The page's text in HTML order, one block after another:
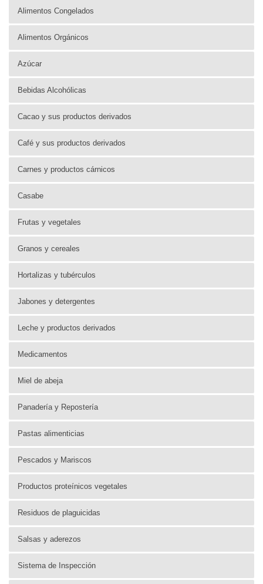
Alimentos Congelados
Alimentos Orgánicos
Azúcar
Bebidas Alcohólicas
Cacao y sus productos derivados
Café y sus productos derivados
Carnes y productos cárnicos
Casabe
Frutas y vegetales
Granos y cereales
Hortalizas y tubérculos
Jabones y detergentes
Leche y productos derivados
Medicamentos
Miel de abeja
Panadería y Repostería
Pastas alimenticias
Pescados y Mariscos
Productos proteínicos vegetales
Residuos de plaguicidas
Salsas y aderezos
Sistema de Inspección